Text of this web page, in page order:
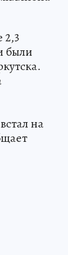
2,3
были
на